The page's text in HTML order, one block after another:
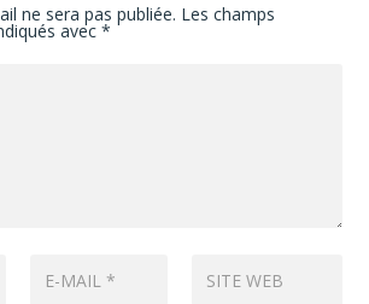
ne sera pas publiée. Les champs
avec*